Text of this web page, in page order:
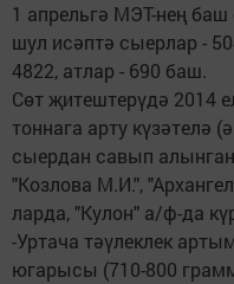
1 апрельгә МЭТ-нең
шул исәптә сыерлар -
4822, атлар - 690 баш.
Сөт җитештерүдә 2014
тоннага арту күзәтелә
сыердан савып
"Козлова М.И.",
ларда, "Кулон" а/ф-да
-Уртача тәүлеклек
югарысы (710-800